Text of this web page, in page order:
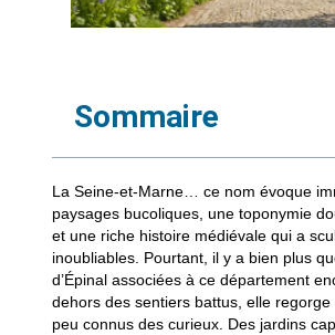
Sommaire
La Seine-et-Marne… ce nom évoque
paysages bucoliques, une toponymie
et une riche histoire médiévale qui a
inoubliables. Pourtant, il y a bien plus
d’Épinal associées à ce département
dehors des sentiers battus, elle
peu connus des curieux. Des jardins